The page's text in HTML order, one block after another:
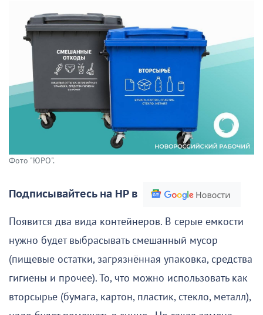
Фото "ЮРО".
Подписывайтесь на НР в
Появится два вида контейнеров. В серые емкости
нужно будет выбрасывать смешанный мусор
(пищевые остатки, загрязнённая упаковка, средства
гигиены и прочее). То, что можно использовать как
вторсырье (бумага, картон, пластик, стекло, металл),